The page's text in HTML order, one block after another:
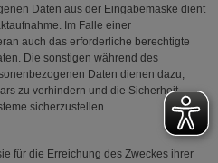
Daten aus der Eingabemaske dient
Im Falle einer
auch das erforderliche berechtigte
Die sonstigen während des
Daten dienen dazu,
zu verhindern und die Sicherheit
sicherzustellen.
für die Erreichung des Zweckes ihrer